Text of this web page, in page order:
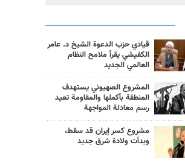
قيادي حزب الدعوة الشيخ د. عامر
الكفيشي يقرأ ملامح النظام
العالمي الجديد
المشروع الصهيوني يستهدف
المنطقة بأكملها والمقاومة تعيد
رسم معادلة المواجهة
مشروع كسر إيران قد سقط،
وبدأت ولادة شرق جديد